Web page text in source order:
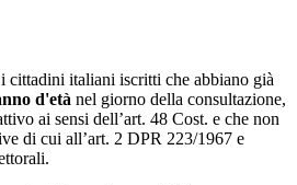
cittadini italiani iscritti che abbiano già
d'età nel giorno della consultazione,
ai sensi dell’art. 48 Cost. e che non
di cui all’art. 2 DPR 223/1967 e